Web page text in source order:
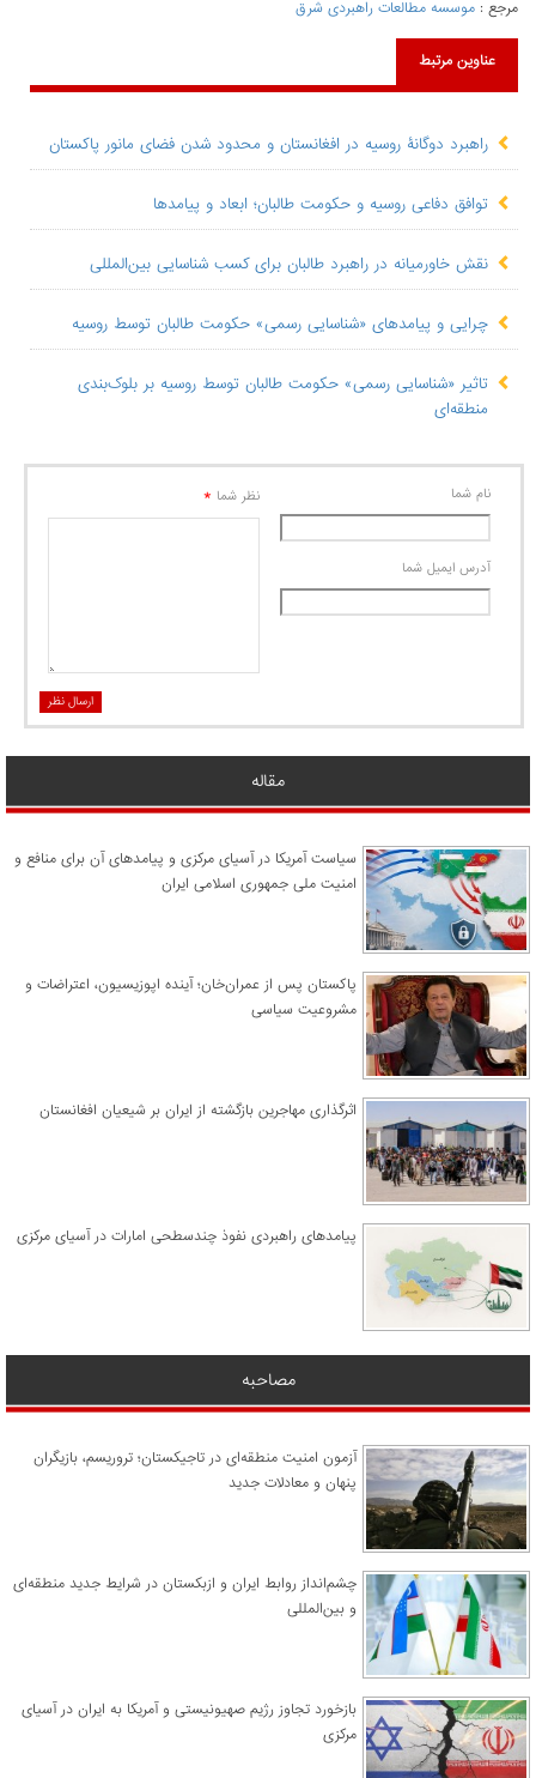
مرجع : موسسه مطالعات راهبردی شرق
عناوین مرتبط
راهبرد دوگانۀ روسیه در افغانستان و محدود شدن فضای مانور پاکستان
توافق دفاعی روسیه و حکومت طالبان؛ ابعاد و پیامدها
نقش خاورمیانه در راهبرد طالبان برای کسب شناسایی بین‌المللی
چرایی و پیامدهای «شناسایی رسمی» حکومت طالبان توسط روسیه
تاثیر «شناسایی رسمی» حکومت طالبان توسط روسیه بر بلوک‌بندی‌
منطقه‌ای
نام شما
آدرس ايميل شما
نظر شما *
ارسال نظر
مقاله
سیاست آمریکا در آسیای مرکزی و پیامدهای آن برای منافع و
امنیت ملی جمهوری اسلامی ایران
پاکستان پس از عمران‌خان؛ آینده اپوزیسیون، اعتراضات و
مشروعیت سیاسی
اثرگذاری مهاجرین بازگشته از ایران بر شیعیان افغانستان
پیامدهای راهبردی نفوذ چندسطحی امارات در آسیای مرکزی
مصاحبه
آزمون امنیت منطقه‌ای در تاجیکستان؛ تروریسم، بازیگران
پنهان و معادلات جدید
چشم‌انداز روابط ایران و ازبکستان در شرایط جدید منطقه‌ای
و بین‌المللی
​بازخورد تجاوز رژیم صهیونیستی و آمریکا به ایران در آسیای
مرکزی